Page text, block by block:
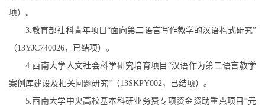
项）。
3.教育部社科青年项目“面向第二语言写作教学的汉语构式研究”
（13YJC740026，已结项）。
4.西南大学人文社会科学研究培育项目“汉语作为第二语言教学
案例库建设及相关问题研究”（13SKPY002，已结项）。
5.西南大学中央高校基本科研业务费专项资金资助重点项目“元